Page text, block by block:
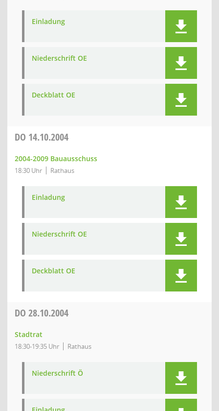
Einladung
Niederschrift OE
Deckblatt OE
DO 14.10.2004
2004-2009 Bauausschuss
18:30 Uhr Rathaus
Einladung
Niederschrift OE
Deckblatt OE
DO 28.10.2004
Stadtrat
18:30-19:35 Uhr Rathaus
Niederschrift Ö